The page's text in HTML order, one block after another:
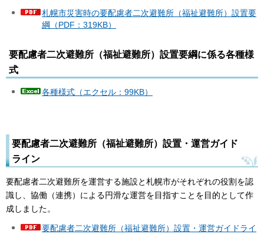
札幌市災害時の要配慮者二次避難所（福祉避難所）設置要
綱（PDF：319KB）
要配慮者二次避難所（福祉避難所）設置要綱に係る各種様
式
各種様式（エクセル：99KB）
要配慮者二次避難所（福祉避難所）設置・運営ガイド
ライン
要配慮者二次避難所を運営する施設と札幌市がそれぞれの役割を認
識し、協働（連携）による円滑な運営を目指すことを目的として作
成しました。
要配慮者二次避難所（福祉避難所）設置・運営ガイドライ